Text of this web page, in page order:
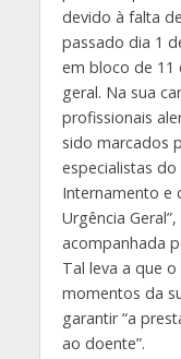
devido à falta
passado dia 1
em bloco de 11
geral. Na sua
profissionais
sido marcados
especialistas
Internamento e
Urgência
acompanhada
Tal leva a que
momentos da
garantir “a
ao doente”.